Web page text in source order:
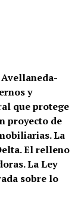
en
y
que protege
proyecto de
La
El relleno
La Ley
sobre lo